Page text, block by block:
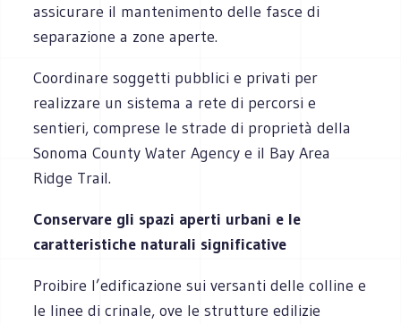
assicurare il mantenimento delle fasce di
separazione a zone aperte.
Coordinare soggetti pubblici e privati per
realizzare un sistema a rete di percorsi e
sentieri, comprese le strade di proprietà della
Sonoma County Water Agency e il Bay Area
Ridge Trail.
Conservare gli spazi aperti urbani e le
caratteristiche naturali significative
Proibire l’edificazione sui versanti delle colline e
le linee di crinale, ove le strutture edilizie